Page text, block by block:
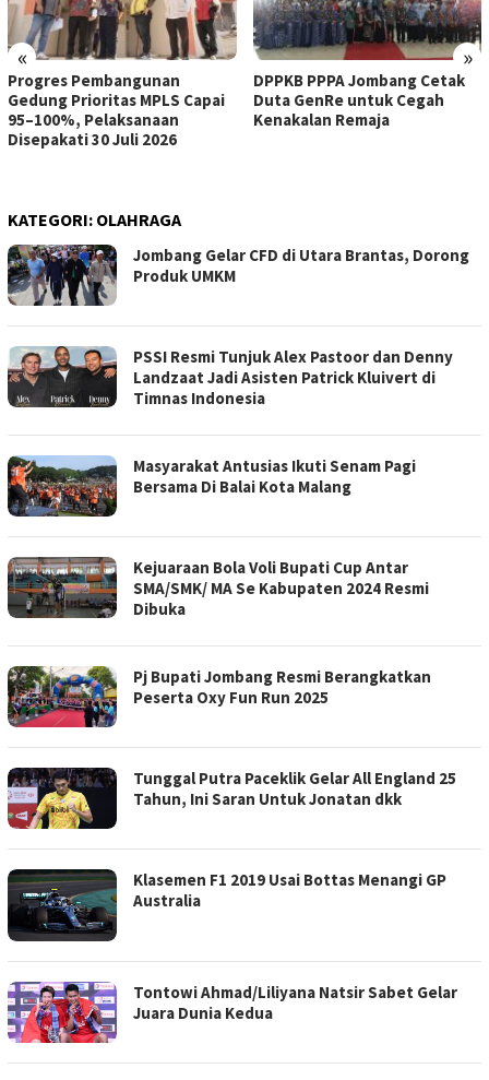
« »
Progres Pembangunan
Gedung Prioritas MPLS Capai
95–100%, Pelaksanaan
Disepakati 30 Juli 2026
DPPKB PPPA Jombang Cetak
Duta GenRe untuk Cegah
Kenakalan Remaja
KATEGORI: OLAHRAGA
Jombang Gelar CFD di Utara Brantas, Dorong
Produk UMKM
PSSI Resmi Tunjuk Alex Pastoor dan Denny
Landzaat Jadi Asisten Patrick Kluivert di
Timnas Indonesia
Masyarakat Antusias Ikuti Senam Pagi
Bersama Di Balai Kota Malang
Kejuaraan Bola Voli Bupati Cup Antar
SMA/SMK/ MA Se Kabupaten 2024 Resmi
Dibuka
Pj Bupati Jombang Resmi Berangkatkan
Peserta Oxy Fun Run 2025
Tunggal Putra Paceklik Gelar All England 25
Tahun, Ini Saran Untuk Jonatan dkk
Klasemen F1 2019 Usai Bottas Menangi GP
Australia
Tontowi Ahmad/Liliyana Natsir Sabet Gelar
Juara Dunia Kedua